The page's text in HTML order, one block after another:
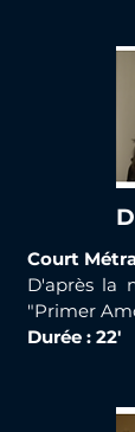
Court
D'après la
"Primer
Durée : 22'